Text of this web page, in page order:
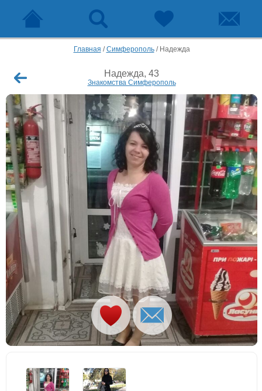
Главная /Симферополь/ Надежда
Надежда, 43
Знакомства Симферополь